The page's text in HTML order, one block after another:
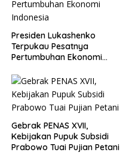
Presiden Lukashenko
Terpukau Pesatnya
Pertumbuhan Ekonomi
Gebrak PENAS XVII,
Kebijakan Pupuk Subsidi
Prabowo Tuai Pujian Petani